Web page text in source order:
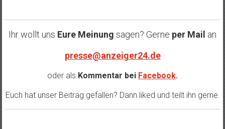
Ihr wollt uns Eure Meinung sagen? Gerne per Mail an
presse@anzeiger24.de
oder als Kommentar bei Facebook.
Euch hat unser Beitrag gefallen? Dann liked und teilt ihn gerne.